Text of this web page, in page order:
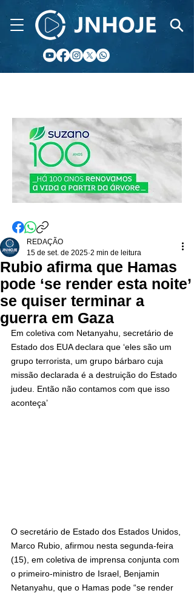
Rubio afirma que Hamas
pode ‘se render esta noite’
se quiser terminar a
guerra em Gaza
REDAÇÃO
15 de set. de 2025 2 min de leitura
Em coletiva com Netanyahu, secretário de
Estado dos EUA declara que ‘eles são um
grupo terrorista, um grupo bárbaro cuja
missão declarada é a destruição do Estado
judeu. Então não contamos com que isso
aconteça’
O secretário de Estado dos Estados Unidos,
Marco Rubio, afirmou nesta segunda-feira
(15), em coletiva de imprensa conjunta com
o primeiro-ministro de Israel, Benjamin
Netanyahu, que o Hamas pode “se render